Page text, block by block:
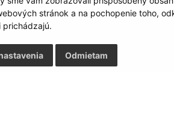
stránok a na pochopenie toho,
prichádzajú.
Odmietam